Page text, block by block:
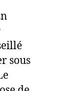
sous